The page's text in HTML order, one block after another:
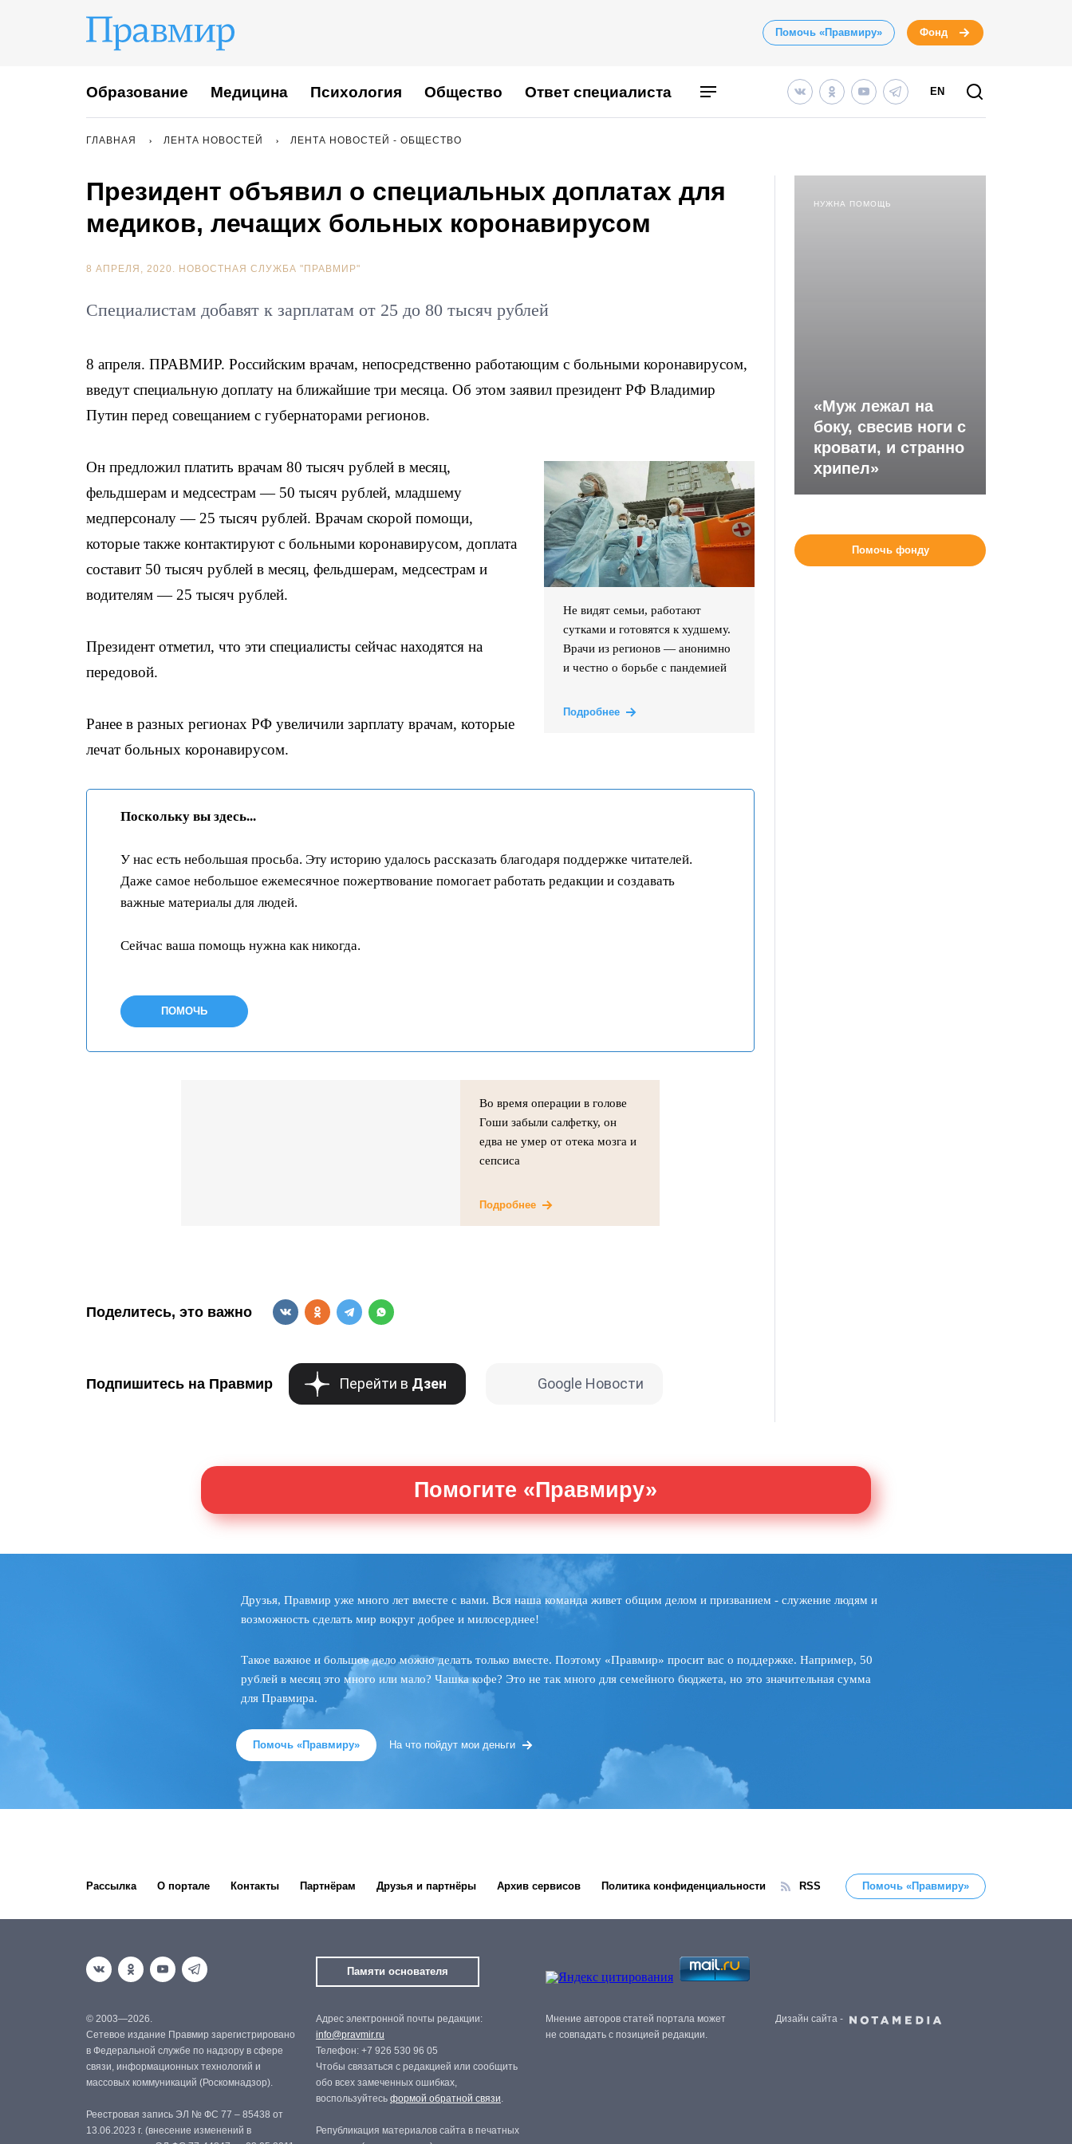
Помочь «Правмиру» Фонд
Образование Медицина Психология Общество Ответ специалиста EN
ГЛАВНАЯ ЛЕНТА НОВОСТЕЙ ЛЕНТА НОВОСТЕЙ - ОБЩЕСТВО
Президент объявил о специальных доплатах для
медиков, лечащих больных коронавирусом
8 АПРЕЛЯ, 2020. НОВОСТНАЯ СЛУЖБА "ПРАВМИР"
Специалистам добавят к зарплатам от 25 до 80 тысяч рублей
8 апреля. ПРАВМИР. Российским врачам, непосредственно работающим с больными коронавирусом,
введут специальную доплату на ближайшие три месяца. Об этом заявил президент РФ Владимир
Путин перед совещанием с губернаторами регионов.
Не видят семьи, работают
сутками и готовятся к худшему.
Врачи из регионов — анонимно
и честно о борьбе с пандемией
Подробнее
Он предложил платить врачам 80 тысяч рублей в месяц,
фельдшерам и медсестрам — 50 тысяч рублей, младшему
медперсоналу — 25 тысяч рублей. Врачам скорой помощи,
которые также контактируют с больными коронавирусом, доплата
составит 50 тысяч рублей в месяц, фельдшерам, медсестрам и
водителям — 25 тысяч рублей.
Президент отметил, что эти специалисты сейчас находятся на
передовой.
Ранее в разных регионах РФ увеличили зарплату врачам, которые
лечат больных коронавирусом.
Поскольку вы здесь...
У нас есть небольшая просьба. Эту историю удалось рассказать благодаря поддержке читателей.
Даже самое небольшое ежемесячное пожертвование помогает работать редакции и создавать
важные материалы для людей.
Сейчас ваша помощь нужна как никогда.
ПОМОЧЬ
Во время операции в голове
Гоши забыли салфетку, он
едва не умер от отека мозга и
сепсиса
Подробнее
Поделитесь, это важно
Подпишитесь на Правмир Перейти в Дзен Google Новости
НУЖНА ПОМОЩЬ
«Муж лежал на
боку, свесив ноги с
кровати, и странно
хрипел»
Помочь фонду
Помогите «Правмиру»
Друзья, Правмир уже много лет вместе с вами. Вся наша команда живет общим делом и призванием - служение людям и
возможность сделать мир вокруг добрее и милосерднее!
Такое важное и большое дело можно делать только вместе. Поэтому «Правмир» просит вас о поддержке. Например, 50
рублей в месяц это много или мало? Чашка кофе? Это не так много для семейного бюджета, но это значительная сумма
для Правмира.
Помочь «Правмиру» На что пойдут мои деньги
Рассылка О портале Контакты Партнёрам Друзья и партнёры Архив сервисов Политика конфиденциальности RSS Помочь «Правмиру»
Памяти основателя
© 2003—2026.
Сетевое издание Правмир зарегистрировано
в Федеральной службе по надзору в сфере
связи, информационных технологий и
массовых коммуникаций (Роскомнадзор).
Реестровая запись ЭЛ № ФС 77 – 85438 от
13.06.2023 г. (внесение изменений в
Адрес электронной почты редакции:
info@pravmir.ru
Телефон: +7 926 530 96 05
Чтобы связаться с редакцией или сообщить
обо всех замеченных ошибках,
воспользуйтесь формой обратной связи.
Републикация материалов сайта в печатных
Мнение авторов статей портала может
не совпадать с позицией редакции.
Дизайн сайта -